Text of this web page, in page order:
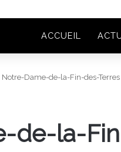
ACCUEIL
Notre-Dame-de-la-Fin-des-
de-la-